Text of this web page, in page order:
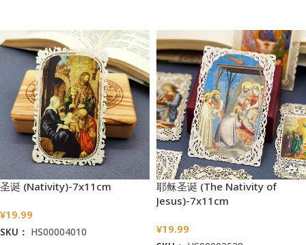
圣诞 (Nativity)-7x11cm
¥19.99
SKU： HS00004010
耶稣圣诞 (The Nativity of
Jesus)-7x11cm
¥19.99